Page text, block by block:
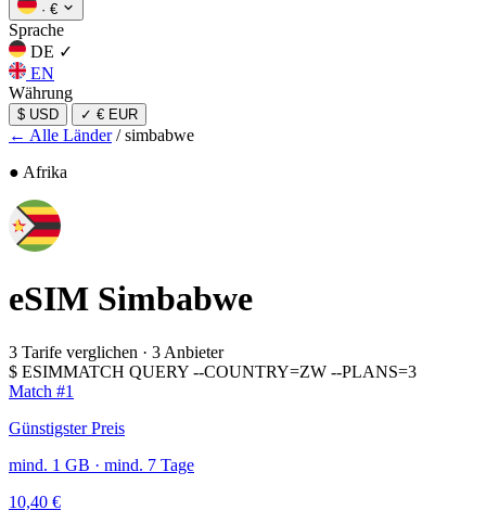
· €
Sprache
DE ✓
EN
Währung
$ USD ✓ € EUR
← Alle Länder / simbabwe
● Afrika
eSIM Simbabwe
3 Tarife verglichen · 3 Anbieter
$ ESIMMATCH QUERY --COUNTRY=ZW --PLANS=3
Match #1
Günstigster Preis
mind. 1 GB · mind. 7 Tage
10,40 €